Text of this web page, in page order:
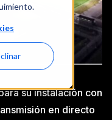
su instalación con
en directo